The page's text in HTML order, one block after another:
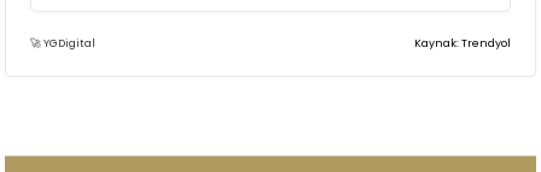
🚀 YGDigital Kaynak: Trendyol